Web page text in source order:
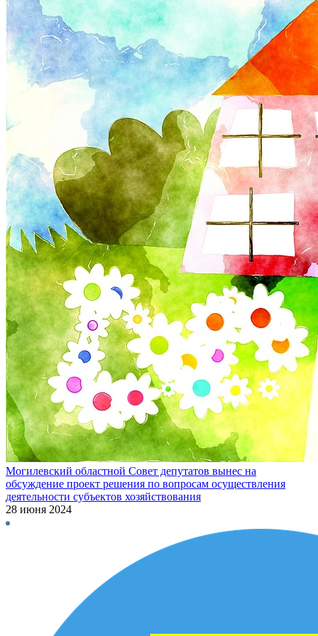
Могилевский областной Совет депутатов вынес на
обсуждение проект решения по вопросам осуществления
деятельности субъектов хозяйствования
28 июня 2024